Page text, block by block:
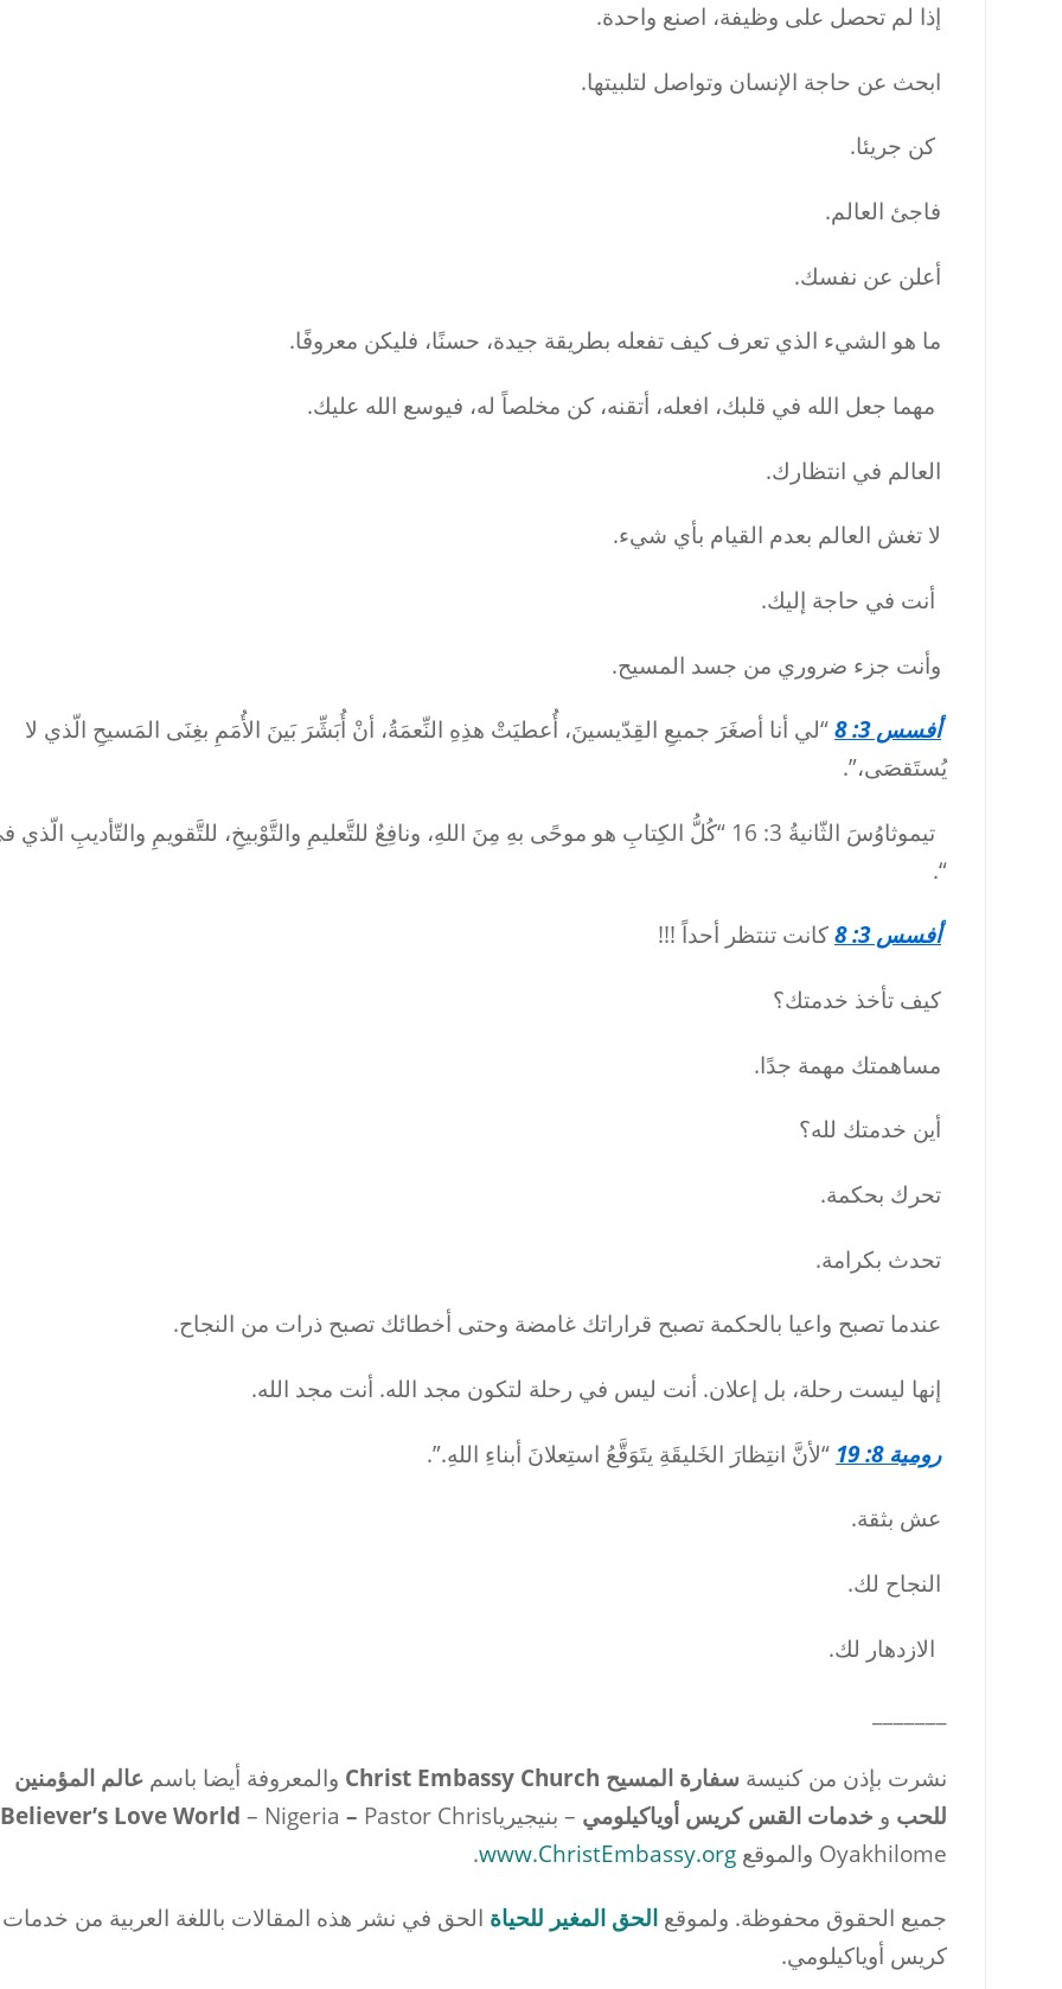
إذا لم تحصل على وظيفة، اصنع واحدة.
ابحث عن حاجة الإنسان وتواصل لتلبيتها.
كن جريئا.
فاجئ العالم.
أعلن عن نفسك.
ما هو الشيء الذي تعرف كيف تفعله بطريقة جيدة، حسنًا، فليكن معروفًا.
مهما جعل الله في قلبك، افعله، أتقنه، كن مخلصاً له، فيوسع الله عليك.
العالم في انتظارك.
لا تغش العالم بعدم القيام بأي شيء.
أنت في حاجة إليك.
وأنت جزء ضروري من جسد المسيح.
أفسس 3: 8
“لي أنا أصغَرَ جميعِ القِدّيسينَ، أُعطيَتْ هذِهِ النِّعمَةُ، أنْ أُبَشِّرَ بَينَ الأُمَمِ بغِنَى المَسيحِ الّذي لا
يُستَقصَى،”.
تيموثاوُسَ الثّانيةُ 3: 16 “كُلُّ الكِتابِ هو موحًى بهِ مِنَ اللهِ، ونافِعٌ للتَّعليمِ والتَّوْبيخِ، للتَّقويمِ والتّأديبِ الّذي
“.
أفسس 3: 8 كانت تنتظر أحداً !!!
كيف تأخذ خدمتك؟
مساهمتك مهمة جدًا.
أين خدمتك لله؟
تحرك بحكمة.
تحدث بكرامة.
عندما تصبح واعيا بالحكمة تصبح قراراتك غامضة وحتى أخطائك تصبح ذرات من النجاح.
إنها ليست رحلة، بل إعلان. أنت ليس في رحلة لتكون مجد الله. أنت مجد الله.
رومية 8: 19 “لأنَّ انتِظارَ الخَليقَةِ يتَوَقَّعُ استِعلانَ أبناءِ اللهِ.”.
عش بثقة.
النجاح لك.
الازدهار لك.
نشرت بإذن من كنيسة سفارة المسيح والمعروفة أيضا باسم عالم المؤمنين
للحب و خدمات القس كريس أوياكيلومي – بنيجيريا Believer’s Love World – Nigeria – Pastor Chris
Oyakhilome والموقع
www.ChristEmbassy.org
.
جميع الحقوق محفوظة. ولموقع الحق المغير للحياة الحق في نشر هذه المقالات باللغة العربية من
كريس أوياكيلومي.